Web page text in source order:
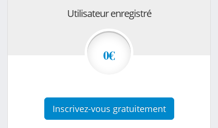
Utilisateur enregistré
0€
Inscrivez-vous gratuitement